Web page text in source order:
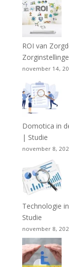
ROI van
november 14,
Domotica in
| Studie
november 8,
Technologie
Studie
november 8,